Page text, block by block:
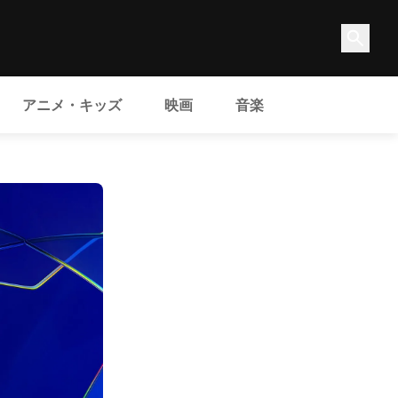
アニメ・キッズ 映画 音楽